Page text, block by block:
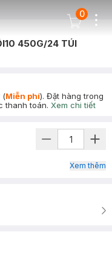
Cart Icon
0
450G/24 TÚI
(Miễn phí). Đặt hàng trong
thanh toán. Xem chi tiết
Xem thêm